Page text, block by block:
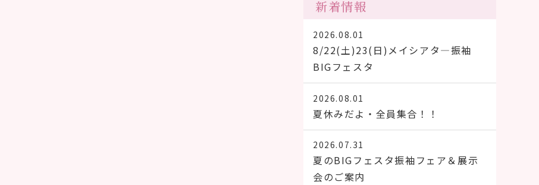
新着情報
2026.08.01
8/22(土)23(日)メイシアタ―振袖
BIGフェスタ
2026.08.01
夏休みだよ・全員集合！！
2026.07.31
夏のBIGフェスタ振袖フェア＆展示
会のご案内